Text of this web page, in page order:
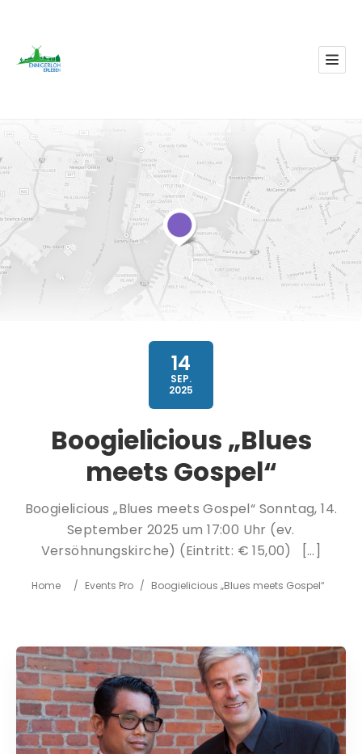
14
SEP.
2025
Boogielicious „Blues
meets Gospel“
Boogielicious „Blues meets Gospel“ Sonntag, 14.
September 2025 um 17:00 Uhr (ev.
Versöhnungskirche) (Eintritt: € 15,00) […]
Home / Events Pro / Boogielicious „Blues meets Gospel“